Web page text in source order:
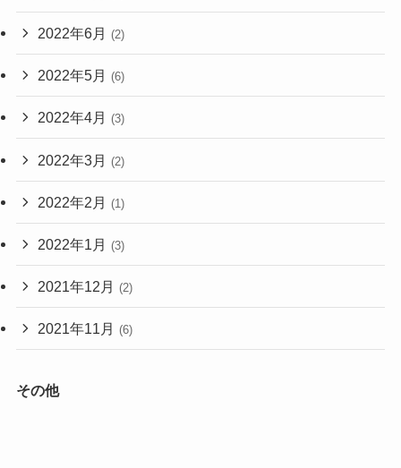
2022年6月 (2)
2022年5月 (6)
2022年4月 (3)
2022年3月 (2)
2022年2月 (1)
2022年1月 (3)
2021年12月 (2)
2021年11月 (6)
その他